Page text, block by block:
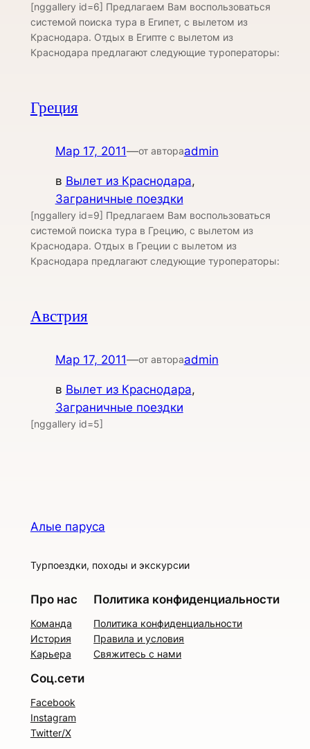
[nggallery id=6] Предлагаем Вам воспользоваться
системой поиска тура в Египет, с вылетом из
Краснодара. Отдых в Египте с вылетом из
Краснодара предлагают следующие туроператоры:
Греция
Мар 17, 2011—от автораadmin
в Вылет из Краснодара
Заграничные поездки
[nggallery id=9] Предлагаем Вам воспользоваться
системой поиска тура в Грецию, с вылетом из
Краснодара. Отдых в Греции с вылетом из
Краснодара предлагают следующие туроператоры:
Австрия
Мар 17, 2011—от автораadmin
в Вылет из Краснодара
Заграничные поездки
[nggallery id=5]
Алые паруса
Турпоездки, походы и экскурсии
Про нас
Команда
История
Карьера
Политика конфиденциальности
Политика конфиденциальности
Правила и условия
Свяжитесь с нами
Соц.сети
Facebook
Instagram
Twitter/X